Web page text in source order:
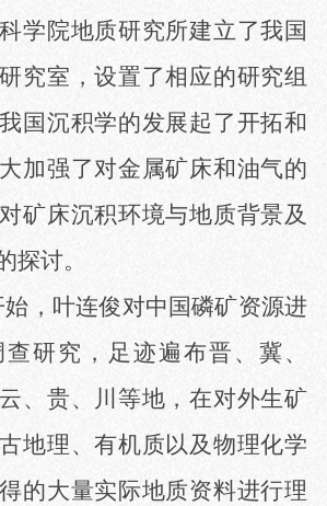
学院地质研究所建立了我国
究室，设置了相应的研究组
国沉积学的发展起了开拓和
加强了对金属矿床和油气的
矿床沉积环境与地质背景及
探讨。
始，叶连俊对中国磷矿资源进
研究，足迹遍布晋、冀、
、贵、川等地，在对外生矿
地理、有机质以及物理化学
的大量实际地质资料进行理